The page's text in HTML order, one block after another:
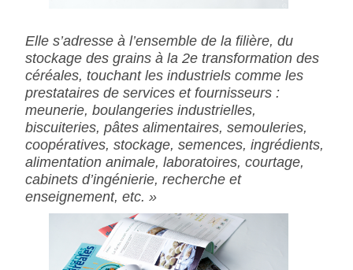
Elle s’adresse à l’ensemble de la filière, du
stockage des grains à la 2e transformation des
céréales, touchant les industriels comme les
prestataires de services et fournisseurs :
meunerie, boulangeries industrielles,
biscuiteries, pâtes alimentaires, semouleries,
coopératives, stockage, semences, ingrédients,
alimentation animale, laboratoires, courtage,
cabinets d’ingénierie, recherche et
enseignement, etc. »